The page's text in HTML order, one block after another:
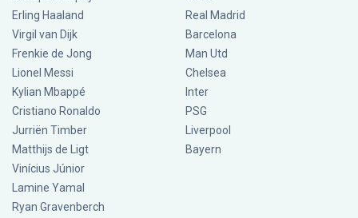
Erling Haaland
Virgil van Dijk
Frenkie de Jong
Lionel Messi
Kylian Mbappé
Cristiano Ronaldo
Jurriën Timber
Matthijs de Ligt
Vinícius Júnior
Lamine Yamal
Ryan Gravenberch
Real Madrid
Barcelona
Man Utd
Chelsea
Inter
PSG
Liverpool
Bayern